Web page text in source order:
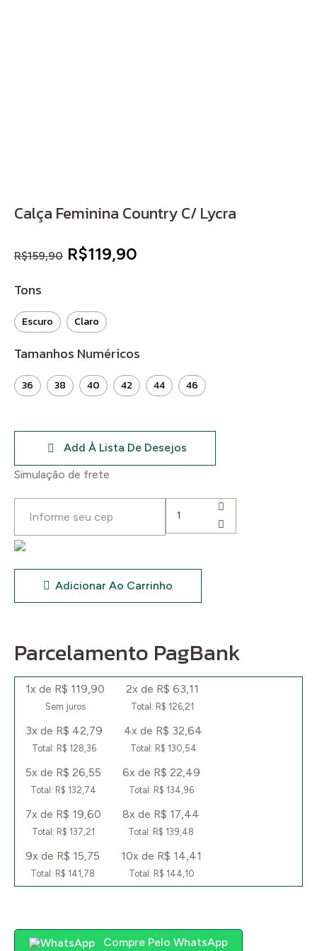
Calça Feminina Country C/ Lycra
R$159,90 O
original
era:
R$159,90.
R$119,90
R$119,90.
Tons
Escuro Claro
Tamanhos Numéricos
36 38 40 42 44 46
Add À Lista De Desejos
Simulação de frete
Adicionar Ao Carrinho
Parcelamento PagBank
1x de R$ 119,90
Sem juros
2x de R$ 63,11
Total: R$ 126,21
3x de R$ 42,79
Total: R$ 128,36
4x de R$ 32,64
Total: R$ 130,54
5x de R$ 26,55
Total: R$ 132,74
6x de R$ 22,49
Total: R$ 134,96
7x de R$ 19,60
Total: R$ 137,21
8x de R$ 17,44
Total: R$ 139,48
9x de R$ 15,75
Total: R$ 141,78
10x de R$ 14,41
Total: R$ 144,10
Compre Pelo WhatsApp